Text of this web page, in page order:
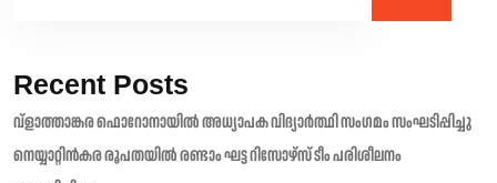
Recent Posts
വ്ളാത്താങ്കര ഫൊറോനായിൽ അധ്യാപക വിദ്യാർത്ഥി സംഗമം സംഘടിപ്പിച്ചു
നെയ്യാറ്റിൻകര രൂപതയിൽ രണ്ടാം ഘട്ട റിസോഴ്സ് ടീം പരിശീലനം